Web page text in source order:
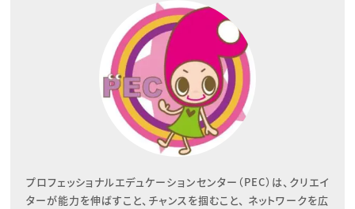
プロフェッショナルエデュケーションセンター（PEC）は、クリエイ
ターが能力を伸ばすこと、チャンスを掴むこと、 ネットワークを広